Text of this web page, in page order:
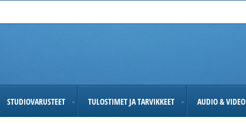
STUDIOVARUSTEET TULOSTIMET JA TARVIKKEET AUDIO & VIDEO